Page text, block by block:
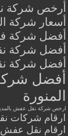
أرخص شركة
أسعار شركة
أفضل شركة
أفضل شركة
أفضل شركة
أفضل
المنورة
ارخص شركة نقل عفش
ارقام شركات
ارقام نقل عفش